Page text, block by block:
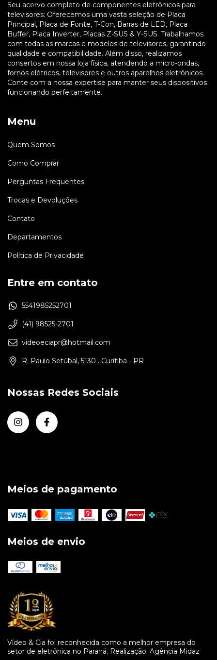
Seu acervo completo de componentes eletrônicos para
televisores: Oferecemos uma vasta seleção de Placa
Principal, Placa de Fonte, T-Con, Barras de LED, Placa
Buffer, Placa Inverter, Placas Z-SUS & Y-SUS. Trabalhamos
com todas as marcas e modelos de televisores, garantindo
qualidade e compatibilidade. Além disso, realizamos
consertos em nossa loja física, atendendo a micro-ondas,
fornos elétricos, televisores e outros aparelhos eletrônicos.
Conte com a nossa expertise para manter seus dispositivos
funcionando perfeitamente.
Menu
Quem Somos
Como Comprar
Perguntas Frequentes
Trocas e Devoluções
Contato
Departamentos
Política de Privacidade
Entre em contato
5541985252701
(41) 98525-2701
videoeciapr@hotmail.com
R. Paulo Setúbal, 5130 . Curitiba - PR
Nossas Redes Sociais
Meios de pagamento
Meios de envio
Vídeo & Cia foi reconhecida como a melhor empresa do
setor de eletrônica no Paraná. Realização: Agência Midaz